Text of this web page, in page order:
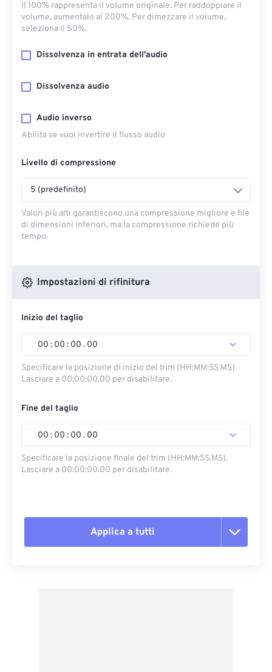
Il 100% rappresenta il volume originale. Per raddoppiare il
volume, aumentalo al 200%. Per dimezzare il volume,
seleziona il 50%.
Dissolvenza in entrata dell'audio
Dissolvenza audio
Audio inverso
Abilita se vuoi invertire il flusso audio
Livello di compressione
5 (predefinito)
Valori più alti garantiscono una compressione migliore e file
di dimensioni inferiori, ma la compressione richiede più
tempo.
Impostazioni di rifinitura
Inizio del taglio
00 : 00 : 00 . 00
Specificare la posizione di inizio del trim (HH:MM:SS.MS).
Lasciare a 00:00:00.00 per disabilitare.
Fine del taglio
00 : 00 : 00 . 00
Specificare la posizione finale del trim (HH:MM:SS.MS).
Lasciare a 00:00:00.00 per disabilitare.
Applica a tutti